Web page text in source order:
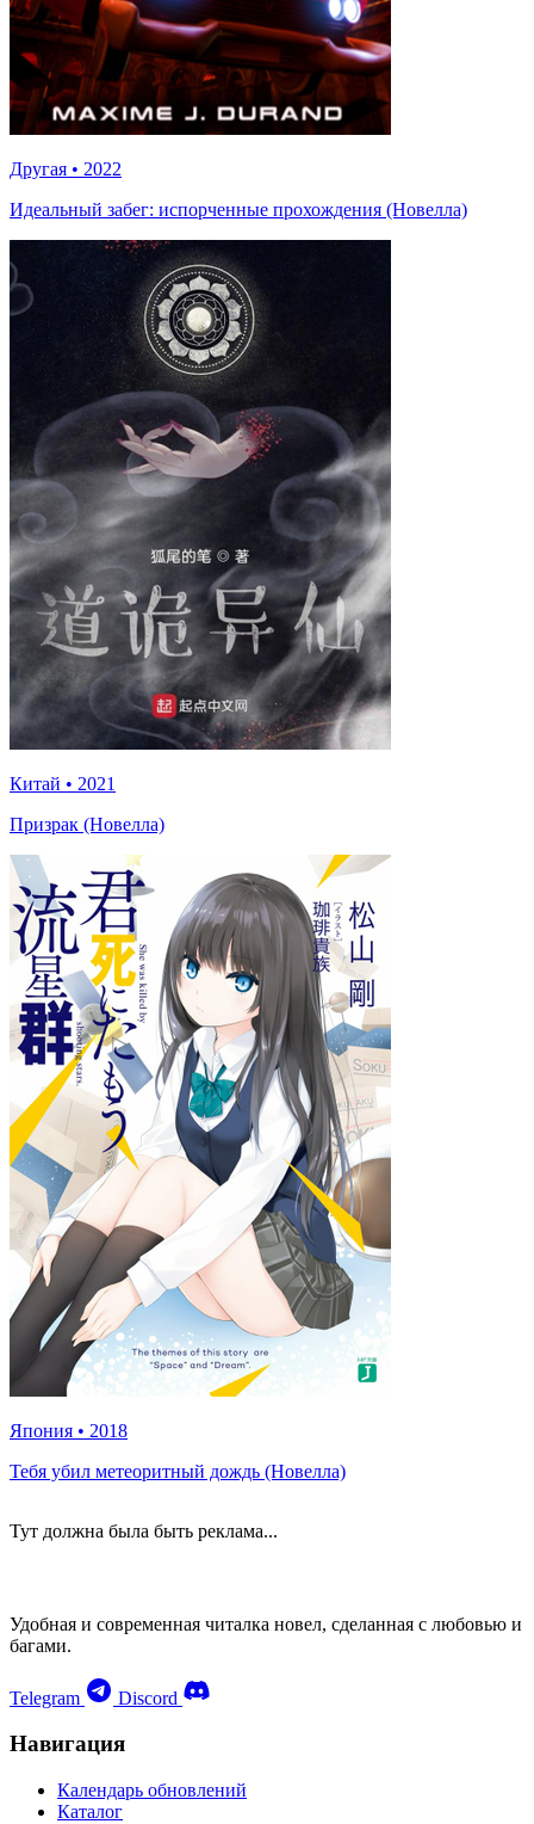
Другая • 2022
Идеальный забег: испорченные прохождения (Новелла)
Китай • 2021
Призрак (Новелла)
Япония • 2018
Тебя убил метеоритный дождь (Новелла)
Тут должна была быть реклама...
Удобная и современная читалка новел, сделанная с любовью и
багами.
Telegram Discord
Навигация
Календарь обновлений
Каталог